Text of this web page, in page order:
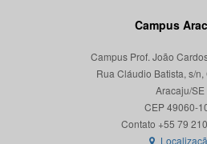
Campus
Campus Prof. João
Rua Cláudio Batista, s/
Aracaju/SE
CEP 49060-